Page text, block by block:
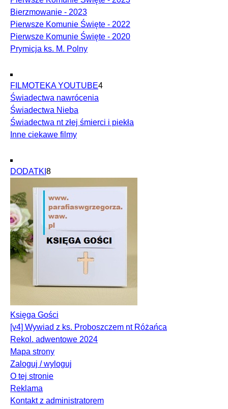
Bierzmowanie - 2023
Pierwsze Komunie Święte - 2022
Pierwsze Komunie Święte - 2020
Prymicja ks. M. Polny
FILMOTEKA YOUTUBE4
Świadectwa nawrócenia
Świadectwa Nieba
Świadectwa nt złej śmierci i piekła
Inne ciekawe filmy
DODATKI 8
Księga Gości
[v4] Wywiad z ks. Proboszczem nt Różańca
Rekol. adwentowe 2024
Mapa strony
Zaloguj / wyloguj
O tej stronie
Reklama
Kontakt z administratorem